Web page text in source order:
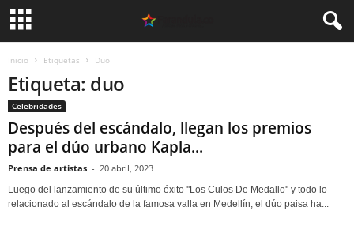
Inicio Etiquetas Duo
Etiqueta: duo
Celebridades
Después del escándalo, llegan los premios
para el dúo urbano Kapla...
Prensa de artistas - 20 abril, 2023
Luego del lanzamiento de su último éxito ''Los Culos De Medallo'' y todo lo
relacionado al escándalo de la famosa valla en Medellín, el dúo paisa ha...